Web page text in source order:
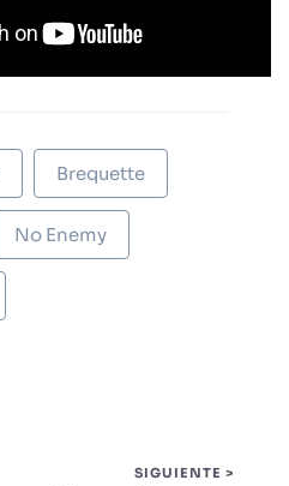
Brequette
No Enemy
SIGUIENTE >